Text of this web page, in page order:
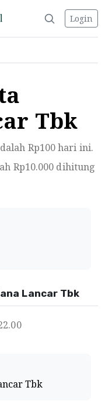
Login
Tbk
Rp100hari ini.
Rp10.000 dihitung
Lancar Tbk
Tbk